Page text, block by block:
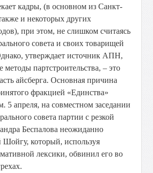
кадры, (в основном из Санкт-
и некоторых других
при этом, не слишком считаясь
совета и своих товарищей
утверждает источник АПН,
партстроительства, – это
айсберга. Основная причина
фракцией «Единства»
5 апреля, на совместном заседании
совета партии с резкой
Беспалова неожиданно
который, используя
лексики, обвинил его во